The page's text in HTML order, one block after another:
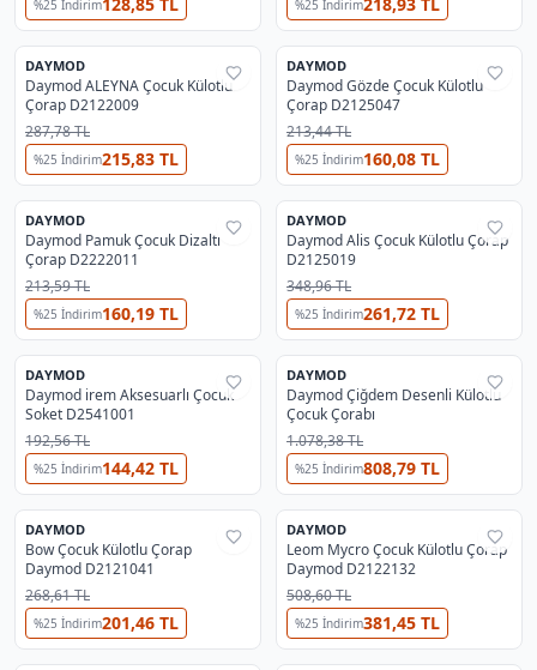
%25 İndirim %25 İndirim
%37
3
DAYMOD
Daymod ALEYNA Çocuk Külotlu
Çorap D2122009
287,78 TL
%25 İndirim215,83 TL
%37
DAYMOD
Daymod Gözde Çocuk Külotlu
Çorap D2125047
213,44 TL
%25 İndirim160,08 TL
%37
2
DAYMOD
Daymod Pamuk Çocuk Dizaltı
Çorap D2222011
213,59 TL
%25 İndirim160,19 TL
%25
DAYMOD
Daymod Alis Çocuk Külotlu Çorap
D2125019
348,96 TL
%25 İndirim261,72 TL
%25
DAYMOD
Daymod irem Aksesuarlı Çocuk
Soket D2541001
192,56 TL
%25 İndirim144,42 TL
%30
DAYMOD
Daymod Çiğdem Desenli Külotlu
Çocuk Çorabı
1.078,38 TL
%25 İndirim808,79 TL
%37
DAYMOD
Bow Çocuk Külotlu Çorap
Daymod D2121041
268,61 TL
%25 İndirim201,46 TL
%37
DAYMOD
Leom Mycro Çocuk Külotlu Çorap
Daymod D2122132
508,60 TL
%25 İndirim381,45 TL
2 4